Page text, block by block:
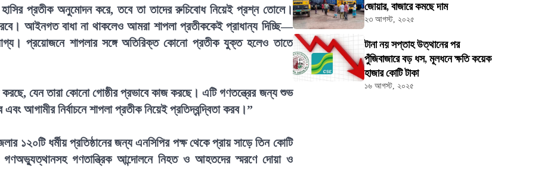
হাসির প্রতীক অনুমোদন করে, তবে তা তাদের রুচিবোধ নিয়েই প্রশ্ন তোলে।
আইনগত বাধা না থাকলেও আমরা শাপলা প্রতীককেই প্রাধান্য দিচ্ছি—
প্রয়োজনে শাপলার সঙ্গে অতিরিক্ত কোনো প্রতীক যুক্ত হলেও তাতে
যেন তারা কোনো গোষ্ঠীর প্রভাবে কাজ করছে। এটি গণতন্ত্রের জন্য শুভ
আগামীর নির্বাচনে শাপলা প্রতীক নিয়েই প্রতিদ্বন্দ্বিতা করব।”
১২০টি ধর্মীয় প্রতিষ্ঠানের জন্য এনসিপির পক্ষ থেকে প্রায় সাড়ে তিন কোটি
গণঅভ্যুত্থানসহ গণতান্ত্রিক আন্দোলনে নিহত ও আহতদের স্মরণে দোয়া ও
জোয়ার, বাজারে কমছে দাম
২৩ আগস্ট, ২০২৫
টানা নয় সপ্তাহ উত্থানের পর
পুঁজিবাজারে বড় ধস, মূলধনে ক্ষতি কয়েক
হাজার কোটি টাকা
১৬ আগস্ট, ২০২৫